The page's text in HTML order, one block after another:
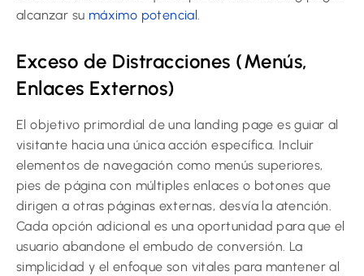
alcanzar su máximo potencial.
Exceso de Distracciones (Menús,
Enlaces Externos)
El objetivo primordial de una landing page es guiar al
visitante hacia una única acción específica. Incluir
elementos de navegación como menús superiores,
pies de página con múltiples enlaces o botones que
dirigen a otras páginas externas, desvía la atención.
Cada opción adicional es una oportunidad para que el
usuario abandone el embudo de conversión. La
simplicidad y el enfoque son vitales para mantener al